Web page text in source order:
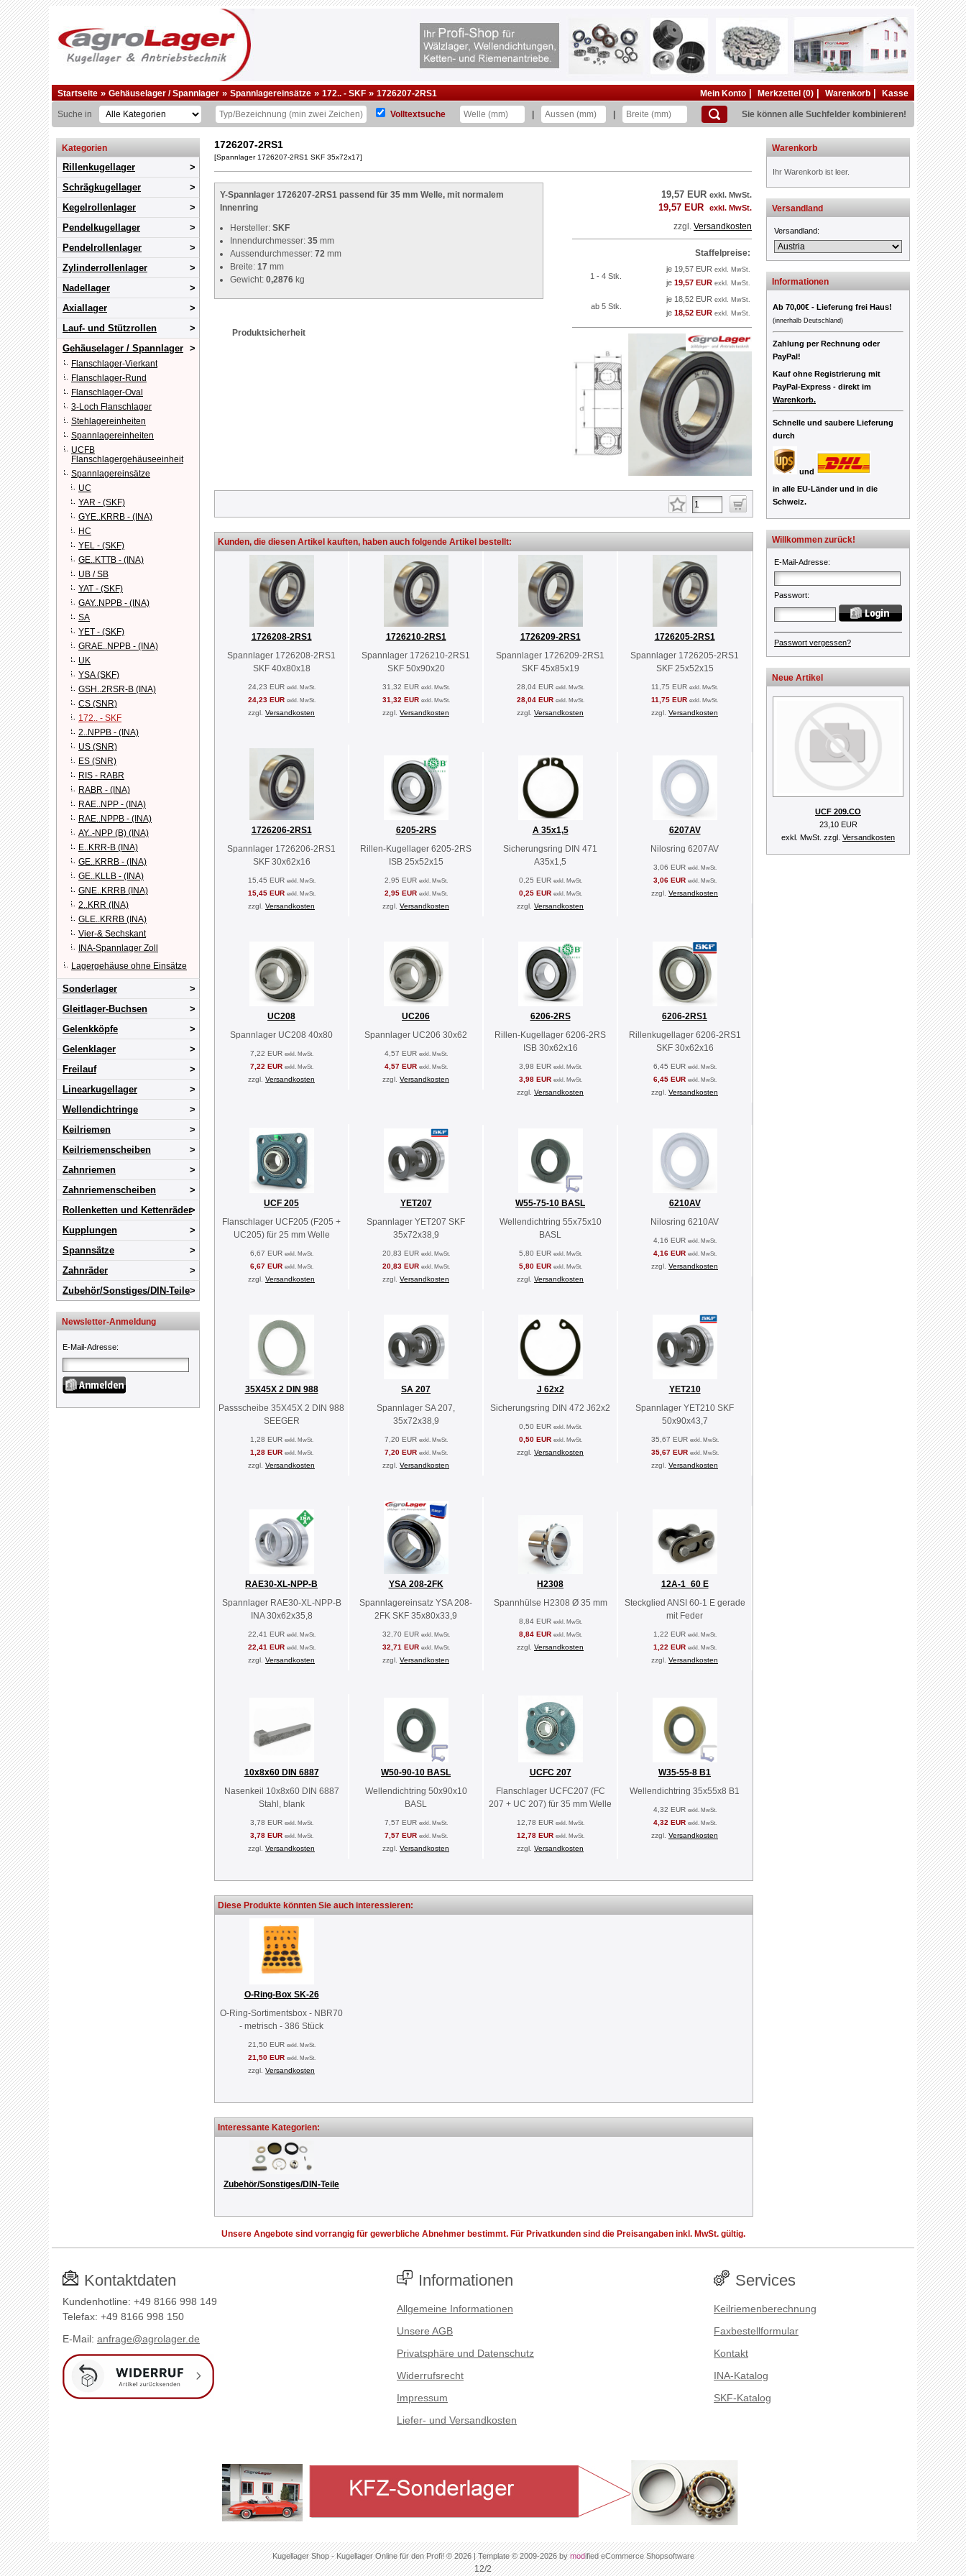
Startseite » Gehäuselager / Spannlager » Spannlagereinsätze » 172.. - SKF » 1726207-2RS1 Mein Konto Merkzettel (0) Warenkorb Kasse
Suche in Volltextsuche Sie können alle Suchfelder kombinieren!
Kategorien
Rillenkugellager
Schrägkugellager
Kegelrollenlager
Pendelkugellager
Pendelrollenlager
Zylinderrollenlager
Nadellager
Axiallager
Lauf- und Stützrollen
Gehäuselager / Spannlager
Flanschlager-Vierkant
Flanschlager-Rund
Flanschlager-Oval
3-Loch Flanschlager
Stehlagereinheiten
Spannlagereinheiten
UCFB
Flanschlagergehäuseeinheit
Spannlagereinsätze
UC
YAR - (SKF)
GYE..KRRB - (INA)
HC
YEL - (SKF)
GE..KTTB - (INA)
UB / SB
YAT - (SKF)
GAY..NPPB - (INA)
SA
YET - (SKF)
GRAE..NPPB - (INA)
UK
YSA (SKF)
GSH..2RSR-B (INA)
CS (SNR)
172.. - SKF
2..NPPB - (INA)
US (SNR)
ES (SNR)
RIS - RABR
RABR - (INA)
RAE..NPP - (INA)
RAE..NPPB - (INA)
AY..-NPP (B) (INA)
E..KRR-B (INA)
GE..KRRB - (INA)
GE..KLLB - (INA)
GNE..KRRB (INA)
2..KRR (INA)
GLE..KRRB (INA)
Vier-& Sechskant
INA-Spannlager Zoll
Lagergehäuse ohne Einsätze
Sonderlager
Gleitlager-Buchsen
Gelenkköpfe
Gelenklager
Freilauf
Linearkugellager
Wellendichtringe
Keilriemen
Keilriemenscheiben
Zahnriemen
Zahnriemenscheiben
Rollenketten und Kettenräder
Kupplungen
Spannsätze
Zahnräder
Zubehör/Sonstiges/DIN-Teile
Newsletter-Anmeldung
E-Mail-Adresse:
1726207-2RS1
[Spannlager 1726207-2RS1 SKF 35x72x17]
Y-Spannlager 1726207-2RS1 passend für 35 mm Welle, mit normalem
Innenring
Hersteller: SKF
Innendurchmesser: 35 mm
Aussendurchmesser: 72 mm
Breite: 17 mm
Gewicht: 0,2876 kg
Produktsicherheit
19,57 EUR exkl. MwSt.
19,57 EUR exkl. MwSt.
zzgl. Versandkosten
Staffelpreise:
1 - 4 Stk.
je 19,57 EUR exkl. MwSt.
je 19,57 EUR exkl. MwSt.
ab 5 Stk.
je 18,52 EUR exkl. MwSt.
je 18,52 EUR exkl. MwSt.
Kunden, die diesen Artikel kauften, haben auch folgende Artikel bestellt:
1726208-2RS1
Spannlager 1726208-2RS1
SKF 40x80x18
24,23 EUR exkl. MwSt.
24,23 EUR exkl. MwSt.
zzgl. Versandkosten
1726210-2RS1
Spannlager 1726210-2RS1
SKF 50x90x20
31,32 EUR exkl. MwSt.
31,32 EUR exkl. MwSt.
zzgl. Versandkosten
1726209-2RS1
Spannlager 1726209-2RS1
SKF 45x85x19
28,04 EUR exkl. MwSt.
28,04 EUR exkl. MwSt.
zzgl. Versandkosten
1726205-2RS1
Spannlager 1726205-2RS1
SKF 25x52x15
11,75 EUR exkl. MwSt.
11,75 EUR exkl. MwSt.
zzgl. Versandkosten
1726206-2RS1
Spannlager 1726206-2RS1
SKF 30x62x16
15,45 EUR exkl. MwSt.
15,45 EUR exkl. MwSt.
zzgl. Versandkosten
6205-2RS
Rillen-Kugellager 6205-2RS
ISB 25x52x15
2,95 EUR exkl. MwSt.
2,95 EUR exkl. MwSt.
zzgl. Versandkosten
A 35x1,5
Sicherungsring DIN 471
A35x1,5
0,25 EUR exkl. MwSt.
0,25 EUR exkl. MwSt.
zzgl. Versandkosten
6207AV
Nilosring 6207AV
3,06 EUR exkl. MwSt.
3,06 EUR exkl. MwSt.
zzgl. Versandkosten
UC208
Spannlager UC208 40x80
7,22 EUR exkl. MwSt.
7,22 EUR exkl. MwSt.
zzgl. Versandkosten
UC206
Spannlager UC206 30x62
4,57 EUR exkl. MwSt.
4,57 EUR exkl. MwSt.
zzgl. Versandkosten
6206-2RS
Rillen-Kugellager 6206-2RS
ISB 30x62x16
3,98 EUR exkl. MwSt.
3,98 EUR exkl. MwSt.
zzgl. Versandkosten
6206-2RS1
Rillenkugellager 6206-2RS1
SKF 30x62x16
6,45 EUR exkl. MwSt.
6,45 EUR exkl. MwSt.
zzgl. Versandkosten
UCF 205
Flanschlager UCF205 (F205 +
UC205) für 25 mm Welle
6,67 EUR exkl. MwSt.
6,67 EUR exkl. MwSt.
zzgl. Versandkosten
YET207
Spannlager YET207 SKF
35x72x38,9
20,83 EUR exkl. MwSt.
20,83 EUR exkl. MwSt.
zzgl. Versandkosten
W55-75-10 BASL
Wellendichtring 55x75x10
BASL
5,80 EUR exkl. MwSt.
5,80 EUR exkl. MwSt.
zzgl. Versandkosten
6210AV
Nilosring 6210AV
4,16 EUR exkl. MwSt.
4,16 EUR exkl. MwSt.
zzgl. Versandkosten
35X45X 2 DIN 988
Passscheibe 35X45X 2 DIN 988
SEEGER
1,28 EUR exkl. MwSt.
1,28 EUR exkl. MwSt.
zzgl. Versandkosten
SA 207
Spannlager SA 207,
35x72x38,9
7,20 EUR exkl. MwSt.
7,20 EUR exkl. MwSt.
zzgl. Versandkosten
J 62x2
Sicherungsring DIN 472 J62x2
0,50 EUR exkl. MwSt.
0,50 EUR exkl. MwSt.
zzgl. Versandkosten
YET210
Spannlager YET210 SKF
50x90x43,7
35,67 EUR exkl. MwSt.
35,67 EUR exkl. MwSt.
zzgl. Versandkosten
RAE30-XL-NPP-B
Spannlager RAE30-XL-NPP-B
INA 30x62x35,8
22,41 EUR exkl. MwSt.
22,41 EUR exkl. MwSt.
zzgl. Versandkosten
YSA 208-2FK
Spannlagereinsatz YSA 208-
2FK SKF 35x80x33,9
32,70 EUR exkl. MwSt.
32,71 EUR exkl. MwSt.
zzgl. Versandkosten
H2308
Spannhülse H2308 Ø 35 mm
8,84 EUR exkl. MwSt.
8,84 EUR exkl. MwSt.
zzgl. Versandkosten
12A-1_60 E
Steckglied ANSI 60-1 E gerade
mit Feder
1,22 EUR exkl. MwSt.
1,22 EUR exkl. MwSt.
zzgl. Versandkosten
10x8x60 DIN 6887
Nasenkeil 10x8x60 DIN 6887
Stahl, blank
3,78 EUR exkl. MwSt.
3,78 EUR exkl. MwSt.
zzgl. Versandkosten
W50-90-10 BASL
Wellendichtring 50x90x10
BASL
7,57 EUR exkl. MwSt.
7,57 EUR exkl. MwSt.
zzgl. Versandkosten
UCFC 207
Flanschlager UCFC207 (FC
207 + UC 207) für 35 mm Welle
12,78 EUR exkl. MwSt.
12,78 EUR exkl. MwSt.
zzgl. Versandkosten
W35-55-8 B1
Wellendichtring 35x55x8 B1
4,32 EUR exkl. MwSt.
4,32 EUR exkl. MwSt.
zzgl. Versandkosten
Diese Produkte könnten Sie auch interessieren:
O-Ring-Box SK-26
O-Ring-Sortimentsbox - NBR70
- metrisch - 386 Stück
21,50 EUR exkl. MwSt.
21,50 EUR exkl. MwSt.
zzgl. Versandkosten
Interessante Kategorien:
Zubehör/Sonstiges/DIN-Teile
Warenkorb
Ihr Warenkorb ist leer.
Versandland
Versandland:
Informationen
Ab 70,00€ - Lieferung frei Haus!
(innerhalb Deutschland)
Zahlung per Rechnung oder
PayPal!
Kauf ohne Registrierung mit
PayPal-Express - direkt im
Warenkorb.
Schnelle und saubere Lieferung
durch
und
in alle EU-Länder und in die
Schweiz.
Willkommen zurück!
E-Mail-Adresse:
Passwort:
Passwort vergessen?
Neue Artikel
UCF 209.CO
23,10 EUR
exkl. MwSt. zzgl. Versandkosten
Unsere Angebote sind vorrangig für gewerbliche Abnehmer bestimmt. Für Privatkunden sind die Preisangaben inkl. MwSt. gültig.
Kontaktdaten
Kundenhotline: +49 8166 998 149
Telefax: +49 8166 998 150
E-Mail: anfrage@agrolager.de
Informationen
Allgemeine Informationen
Unsere AGB
Privatsphäre und Datenschutz
Widerrufsrecht
Impressum
Liefer- und Versandkosten
Services
Keilriemenberechnung
Faxbestellformular
Kontakt
INA-Katalog
SKF-Katalog
Kugellager Shop - Kugellager Online für den Profi! © 2026 | Template © 2009-2026 bymodified eCommerce Shopsoftware
12/2